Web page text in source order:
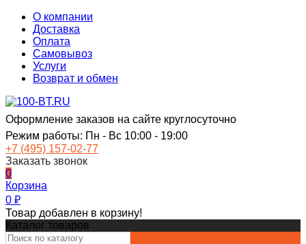
О компании
Доставка
Оплата
Самовывоз
Услуги
Возврат и обмен
Оформление заказов на сайте круглосуточно
Режим работы: Пн - Вс 10:00 - 19:00
+7 (495) 157-02-77
Заказать звонок
0
Корзина
0 ₽
Товар добавлен в корзину!
Каталог товаров